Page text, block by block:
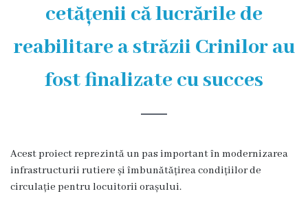
efectivul
limită
ale
primarului
Rapoartele
cetățenii că lucrările de
reabilitare a străzii Crinilor au
fost finalizate cu succes
Acest proiect reprezintă un pas important în modernizarea
infrastructurii rutiere și îmbunătățirea condițiilor de
circulație pentru locuitorii orașului.